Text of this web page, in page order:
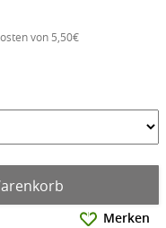
von 5,50€
Merken